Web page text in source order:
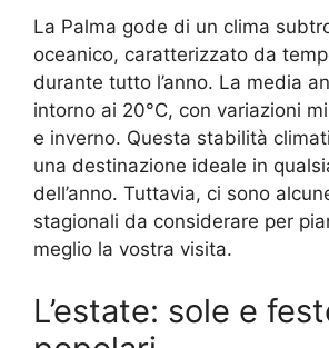
La Palma gode di un clima
oceanico, caratterizzato da
durante tutto l’anno. La media
intorno ai 20°C, con variazioni
e inverno. Questa stabilità
una destinazione ideale in
dell’anno. Tuttavia, ci sono
stagionali da considerare per
meglio la vostra visita.
L’estate: sole e